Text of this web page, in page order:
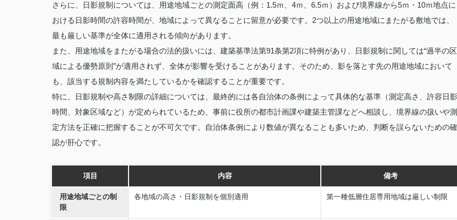
さらに、日影規制については、用途地域ごとの測定面高（例：1.5ｍ、4ｍ、6.5ｍ）および境界線から5ｍ・10ｍ地点に
おける日影時間の許容時間が、地域によって異なることに留意が必要です。2つ以上の用途地域にまたがる敷地では、
最も厳しい基準が全体に適用される傾向があります。
また、用途地域をまたがる場合の法的扱いには、建築基準法第91条第2項に特例があり、日影規制に関しては“過半の区
域による優勢原則”が適用されず、全体が影響を受けることがあります。そのため、影を落とす先の用途地域において
も、該当する規制内容を満たしているかを確認することが重要です。
特に、日影規制や高さ制限の詳細については、最終的には各自治体の条例によって具体的な基準（測定高さ、許容日影
時間、対象区域など）が定められているため、事前に役所の都市計画課や建築主管課などへ相談し、境界線の扱いや測
定方法を正確に把握することが不可欠です。自治体条例により数値が異なることも多いため、判断を誤らないための確
認が肝心です。
項目 内容 備考
用途地域ごとの制
限
各地域の高さ・日影規制を個別適用 第一種低層住居専用地域は厳しい制限